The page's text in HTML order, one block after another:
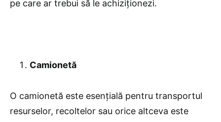
pe care ar trebui să le achiziționezi.
Camionetă
O camionetă este esențială pentru transportul
resurselor, recoltelor sau orice altceva este